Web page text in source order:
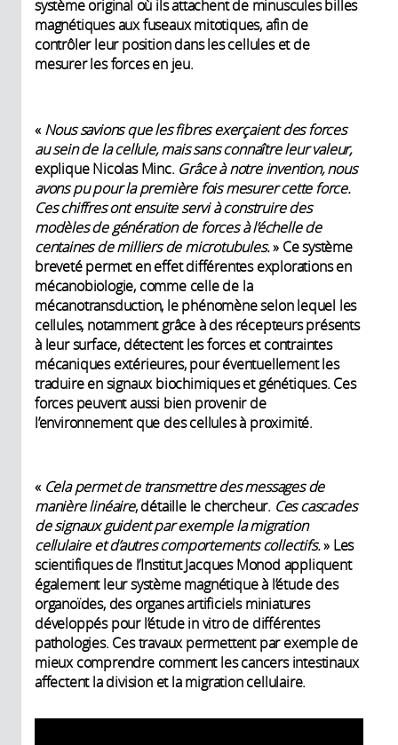
système original où ils attachent de minuscules billes
magnétiques aux fuseaux mitotiques, afin de
contrôler leur position dans les cellules et de
mesurer les forces en jeu.
«Nous savions que les fibres exerçaient des forces
au sein de la cellule, mais sans connaître leur valeur,
explique Nicolas Minc. Grâce à notre invention, nous
avons pu pour la première fois mesurer cette force.
Ces chiffres ont ensuite servi à construire des
modèles de génération de forces à l’échelle de
centaines de milliers de microtubules.» Ce système
breveté permet en effet différentes explorations en
mécanobiologie, comme celle de la
mécanotransduction, le phénomène selon lequel les
cellules, notamment grâce à des récepteurs présents
à leur surface, détectent les forces et contraintes
mécaniques extérieures, pour éventuellement les
traduire en signaux biochimiques et génétiques. Ces
forces peuvent aussi bien provenir de
l’environnement que des cellules à proximité.
«Cela permet de transmettre des messages de
manière linéaire, détaille le chercheur. Ces cascades
de signaux guident par exemple la migration
cellulaire et d’autres comportements collectifs.» Les
scientifiques de l’Institut Jacques Monod appliquent
également leur système magnétique à l’étude des
organoïdes, des organes artificiels miniatures
développés pour l’étude in vitro de différentes
pathologies. Ces travaux permettent par exemple de
mieux comprendre comment les cancers intestinaux
affectent la division et la migration cellulaire.